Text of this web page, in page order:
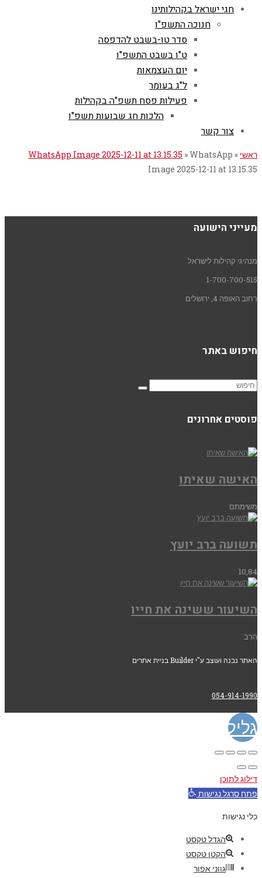
חגי ישראל בקהילותינו
חנוכה התשפ"ו
סדר טו-בשבט להדפסה
ט"ו בשבט התשפ"ו
יום העצמאות
ל"ג בעומר
פעילות פסח תשפ"ה בקהילות
הלכות חג שבועות תשפ"ו
צור קשר
ראשי »
WhatsApp Image 2025-12-11 at 13.15.35 »WhatsApp
Image 2025-12-11 at 13.15.35
מעייני הישועה
מנהיגי קהילות לישראל
1-700-700-515
רחוב האופה 4, ירושלים
חיפוש באתר
פוסטים אחרונים
האישה שאיתו
משימתם
תשועה ברב יועץ
10,84
השיעור ששינה את חייו
הרב
האתר נבנה ועוצב ע"י Builder בניית אתרים
054-914-1990
גלילה
לראש
העמוד
דילוג לתוכן
פתח סרגל נגישות
כלי נגישות
הגדל טקסט
הקטן טקסט
גווני אפור